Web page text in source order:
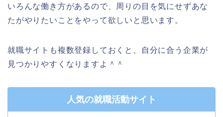
いろんな働き方があるので、周りの目を気にせずあな
たがやりたいことをやって欲しいと思います。
就職サイトも複数登録しておくと、自分に合う企業が
見つかりやすくなりますよ＾＾
人気の就職活動サイト